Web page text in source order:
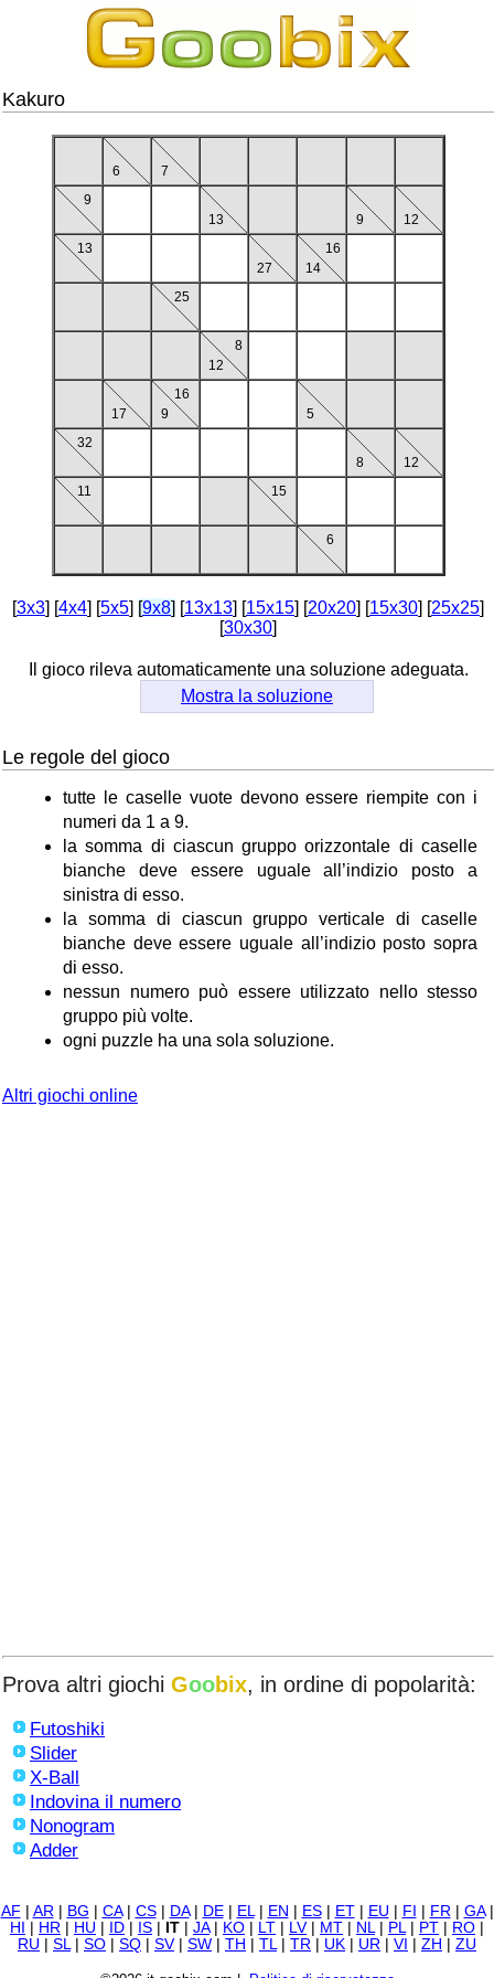
Kakuro
6
7
9
13
9
12
13
27
16
14
25
8
12
17
16
9
5
32
8
12
11
15
6
[3x3] [4x4] [5x5] [9x8] [13x13] [15x15] [20x20] [15x30] [25x25]
[30x30]
Il gioco rileva automaticamente una soluzione adeguata.
Mostra la soluzione
Le regole del gioco
tutte le caselle vuote devono essere riempite con i
numeri da 1 a 9.
la somma di ciascun gruppo orizzontale di caselle
bianche deve essere uguale all’indizio posto a
sinistra di esso.
la somma di ciascun gruppo verticale di caselle
bianche deve essere uguale all’indizio posto sopra
di esso.
nessun numero può essere utilizzato nello stesso
gruppo più volte.
ogni puzzle ha una sola soluzione.
Altri giochi online
Prova altri giochi Goobix, in ordine di popolarità:
Futoshiki
Slider
X-Ball
Indovina il numero
Nonogram
Adder
AF AR| BG CA| CS| DA| DE| EL| EN ES| ET| EU FI FR| GA|
HI
HR HU ID IS IT JA| KO LT LV| MT NL| PL| PT RO
RU
SL| SO SQ SV| SW TH TL| TR UK UR VI ZH ZU